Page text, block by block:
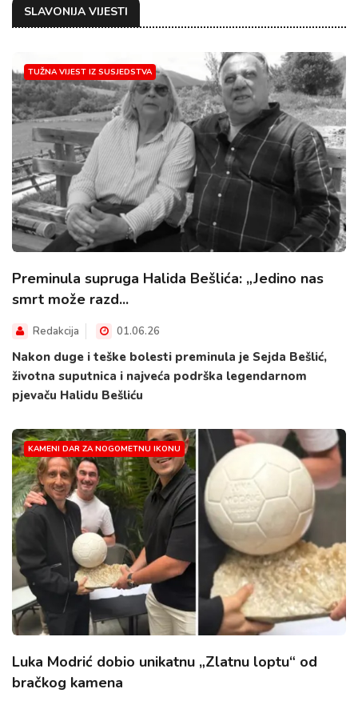
SLAVONIJA VIJESTI
TUŽNA VIJEST IZ SUSJEDSTVA
Preminula supruga Halida Bešlića: „Jedino nas
smrt može razd...
Redakcija 01.06.26
Nakon duge i teške bolesti preminula je Sejda Bešlić,
životna suputnica i najveća podrška legendarnom
pjevaču Halidu Bešliću
KAMENI DAR ZA NOGOMETNU IKONU
Luka Modrić dobio unikatnu „Zlatnu loptu“ od
bračkog kamena